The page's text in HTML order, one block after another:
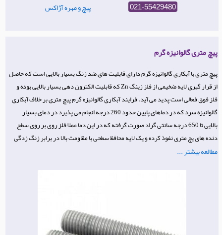
پیچ و مهره آژاکس 021-55429480
پیچ متری گالوانیزه گرم
پیچ متری با آبکاری گالوانیزه گرم دارای قابلیت های ضد زنگ بسیار بالایی است که حاصل
از قرار گیری لایه ضخیمی از فلز زینگ Zn که قابلیت الکترون دهی بسیار بالایی بوده و
فلز فوق فعالی است پدید می آید. فرایند آبکاری گالوانیزه گرم پیچ متری بر خلاف آبکاری
گالوانیزه سرد که در دماهای پایین حدود 260 درجه انجام می پذیرد در دمای بسیار
بالایی تا 650 درجه سانتی گراد صورت گرفته که در این دما عملا فلز روی بر روی سطح
دنده های یچ متری نفوذ کرده و یک لایه محافظ سطحی با مقاومت بالا در برابر زنگ زدگی
مطالعه بیشتر ...